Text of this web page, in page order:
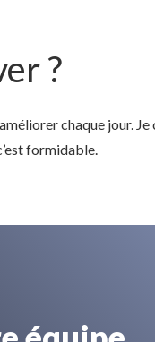
?
chaque jour.
formidable.